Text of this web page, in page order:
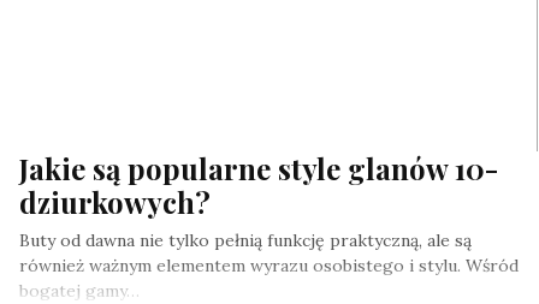
Jakie są popularne style glanów 10-
dziurkowych?
Buty od dawna nie tylko pełnią funkcję praktyczną, ale są
również ważnym elementem wyrazu osobistego i stylu. Wśród
bogatej gamy…